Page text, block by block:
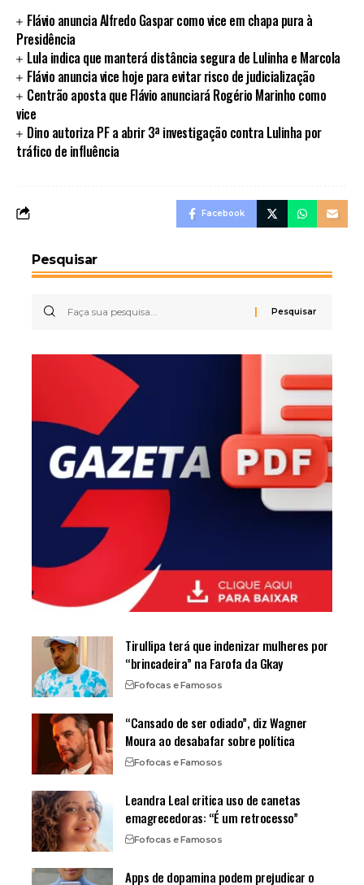
Flávio anuncia Alfredo Gaspar como vice em chapa pura à
Presidência
Lula indica que manterá distância segura de Lulinha e Marcola
Flávio anuncia vice hoje para evitar risco de judicialização
Centrão aposta que Flávio anunciará Rogério Marinho como
vice
Dino autoriza PF a abrir 3ª investigação contra Lulinha por
tráfico de influência
Facebook
Pesquisar
Tirullipa terá que indenizar mulheres por
“brincadeira” na Farofa da Gkay
Fofocas e Famosos
“Cansado de ser odiado”, diz Wagner
Moura ao desabafar sobre política
Fofocas e Famosos
Leandra Leal critica uso de canetas
emagrecedoras: “É um retrocesso”
Fofocas e Famosos
Apps de dopamina podem prejudicar o